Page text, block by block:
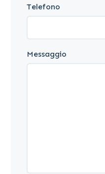
Telefono
Messaggio